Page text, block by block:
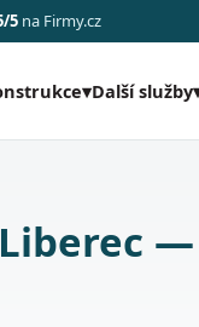
5 na Firmy.cz
▾Další služby